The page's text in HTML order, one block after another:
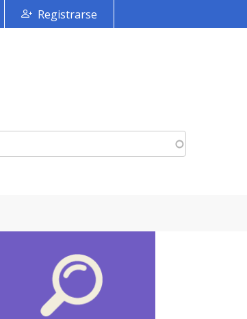
Registrarse